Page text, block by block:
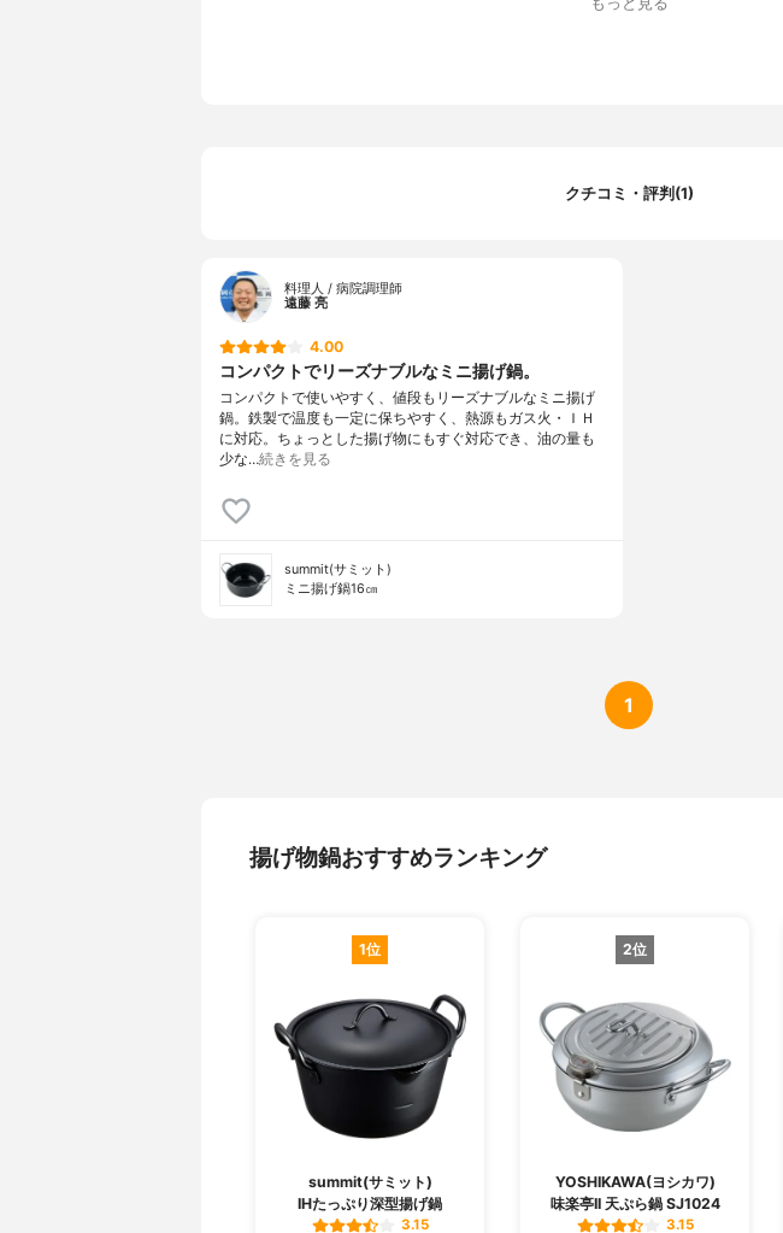
クチコミ・評判(1)
料理人 / 病院調理師
遠藤 亮
4.00
コンパクトでリーズナブルなミニ揚げ鍋。
コンパクトで使いやすく、値段もリーズナブルなミニ揚げ
鍋。鉄製で温度も一定に保ちやすく、熱源もガス火・ＩＨ
に対応。ちょっとした揚げ物にもすぐ対応でき、油の量も
少な…続きを見る
summit(サミット)
ミニ揚げ鍋16㎝
1
揚げ物鍋おすすめランキング
1位
summit(サミット)
IHたっぷり深型揚げ鍋
3.15
2位
YOSHIKAWA(ヨシカワ)
味楽亭II 天ぷら鍋 SJ1024
3.15